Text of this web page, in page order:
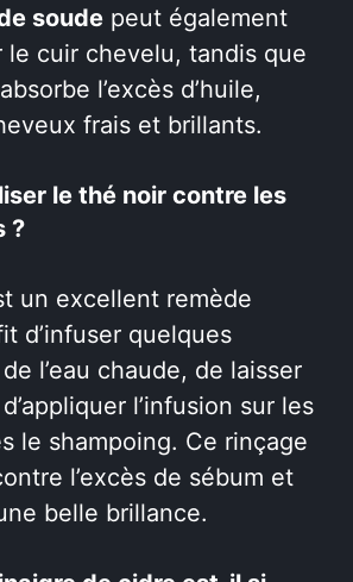
soude peut également
le cuir chevelu, tandis que
absorbe l’excès d’huile,
frais et brillants.
le thé noir contre les
?
un excellent remède
d’infuser quelques
l’eau chaude, de laisser
l’infusion sur les
le shampoing. Ce rinçage
l’excès de sébum et
belle brillance.